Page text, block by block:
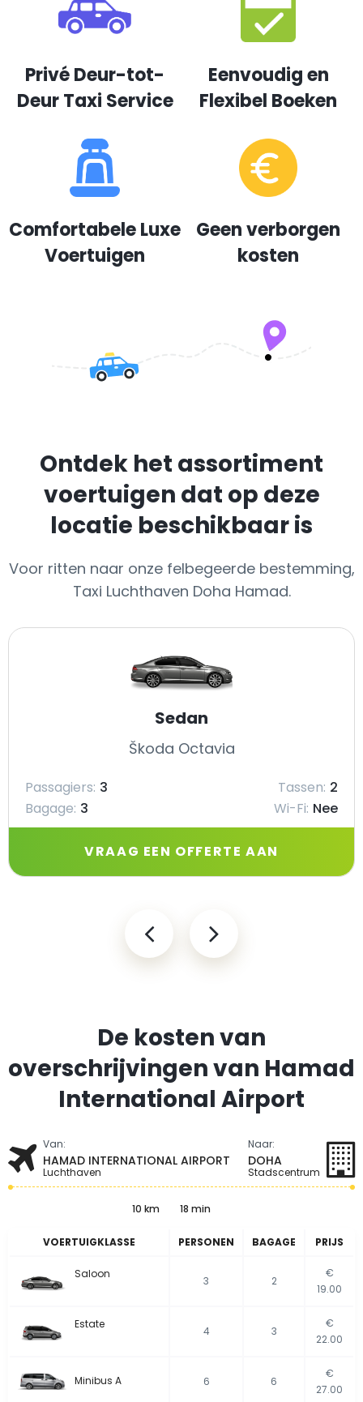
Privé Deur-tot-
Deur Taxi Service
Eenvoudig en
Flexibel Boeken
Comfortabele Luxe
Voertuigen
Geen verborgen
kosten
Ontdek het assortiment
voertuigen dat op deze
locatie beschikbaar is
Voor ritten naar onze felbegeerde bestemming,
Taxi Luchthaven Doha Hamad.
Sedan
Škoda Octavia
Passagiers: 3 Tassen: 2
Bagage: 3 Wi-Fi: Nee
VRAAG EEN OFFERTE AAN
De kosten van
overschrijvingen van Hamad
International Airport
Van:
HAMAD INTERNATIONAL AIRPORT
Luchthaven
Naar:
DOHA
Stadscentrum
10 km 18 min
VOERTUIGKLASSE PERSONEN BAGAGE PRIJS
Saloon
3 2
€
19.00
Estate
4 3
€
22.00
Minibus A 6 6
€
27.00